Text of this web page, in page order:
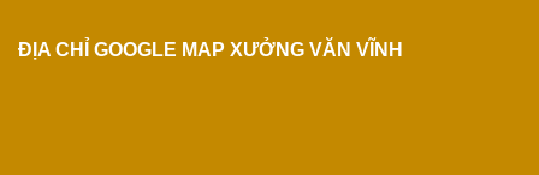
ĐỊA CHỈ GOOGLE MAP XƯỞNG VĂN VĨNH